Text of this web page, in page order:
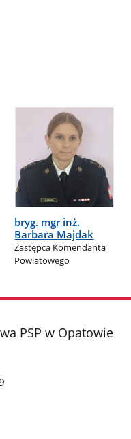
bryg. mgr inż.
Barbara Majdak
Zastępca Komendanta
Powiatowego
PSP w Opatowie